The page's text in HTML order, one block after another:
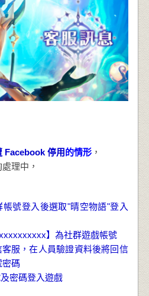
Facebook 停用的情形 ，
理中，
號登入後選取"晴空物語"登入
】為社群遊戲帳號
服，在人員驗證資料後將回信
密碼
密碼登入遊戲